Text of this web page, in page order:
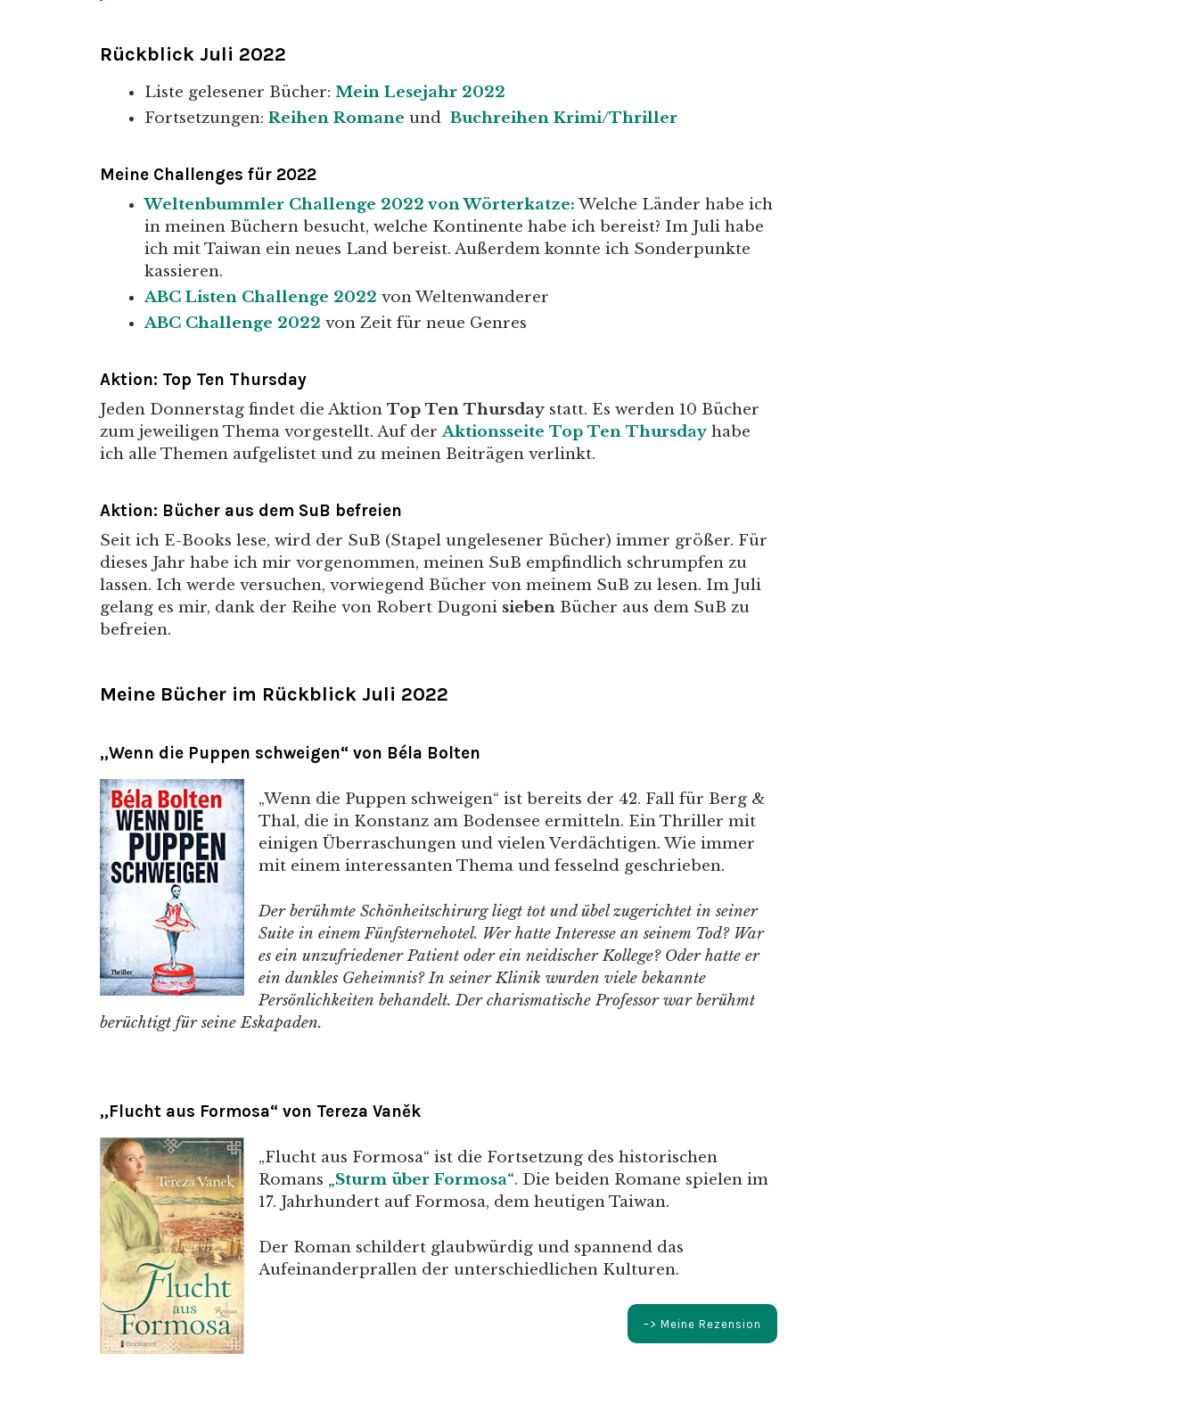
Rückblick Juli 2022
Liste gelesener Bücher: Mein Lesejahr 2022
Fortsetzungen: Reihen Romane und Buchreihen Krimi/Thriller
Meine Challenges für 2022
Weltenbummler Challenge 2022 von Wörterkatze: Welche Länder habe ich
in meinen Büchern besucht, welche Kontinente habe ich bereist? Im Juli habe
ich mit Taiwan ein neues Land bereist. Außerdem konnte ich Sonderpunkte
kassieren.
ABC Listen Challenge 2022 von Weltenwanderer
ABC Challenge 2022 von Zeit für neue Genres
Aktion: Top Ten Thursday
Jeden Donnerstag findet die Aktion Top Ten Thursday statt. Es werden 10 Bücher
zum jeweiligen Thema vorgestellt. Auf derAktionsseite Top Ten Thursday habe
ich alle Themen aufgelistet und zu meinen Beiträgen verlinkt.
Aktion: Bücher aus dem SuB befreien
Seit ich E-Books lese, wird der SuB (Stapel ungelesener Bücher) immer größer. Für
dieses Jahr habe ich mir vorgenommen, meinen SuB empfindlich schrumpfen zu
lassen. Ich werde versuchen, vorwiegend Bücher von meinem SuB zu lesen. Im Juli
gelang es mir, dank der Reihe von Robert Dugoni sieben Bücher aus dem SuB zu
befreien.
Meine Bücher im Rückblick Juli 2022
„Wenn die Puppen schweigen“ von Béla Bolten
„Wenn die Puppen schweigen“ ist bereits der 42. Fall für Berg &
Thal, die in Konstanz am Bodensee ermitteln. Ein Thriller mit
einigen Überraschungen und vielen Verdächtigen. Wie immer
mit einem interessanten Thema und fesselnd geschrieben.
Der berühmte Schönheitschirurg liegt tot und übel zugerichtet in seiner
Suite in einem Fünfsternehotel. Wer hatte Interesse an seinem Tod? War
es ein unzufriedener Patient oder ein neidischer Kollege? Oder hatte er
ein dunkles Geheimnis? In seiner Klinik wurden viele bekannte
Persönlichkeiten behandelt. Der charismatische Professor war berühmt
berüchtigt für seine Eskapaden.
„Flucht aus Formosa“ von Tereza Vaněk
„Flucht aus Formosa“ ist die Fortsetzung des historischen
Romans „Sturm über Formosa“. Die beiden Romane spielen im
17. Jahrhundert auf Formosa, dem heutigen Taiwan.
Der Roman schildert glaubwürdig und spannend das
Aufeinanderprallen der unterschiedlichen Kulturen.
–> Meine Rezension